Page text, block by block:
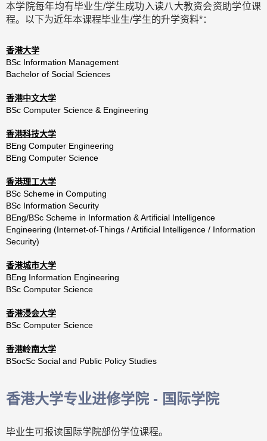
本学院每年均有毕业生/学生成功入读八大教资会资助学位课
程。以下为近年本课程毕业生/学生的升学资料*：
香港大学
BSc Information Management
Bachelor of Social Sciences
香港中文大学
BSc Computer Science & Engineering
香港科技大学
BEng Computer Engineering
BEng Computer Science
香港理工大学
BSc Scheme in Computing
BSc Information Security
BEng/BSc Scheme in Information & Artificial Intelligence
Engineering (Internet-of-Things / Artificial Intelligence / Information
Security)
香港城市大学
BEng Information Engineering
BSc Computer Science
香港浸会大学
BSc Computer Science
香港岭南大学
BSocSc Social and Public Policy Studies
香港大学专业进修学院 - 国际学院
毕业生可报读国际学院部份学位课程。